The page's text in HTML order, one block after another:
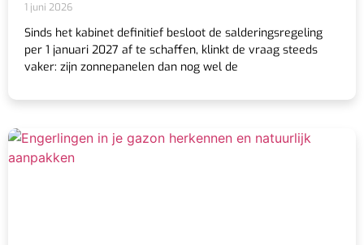
1 juni 2026
Sinds het kabinet definitief besloot de salderingsregeling
per 1 januari 2027 af te schaffen, klinkt de vraag steeds
vaker: zijn zonnepanelen dan nog wel de